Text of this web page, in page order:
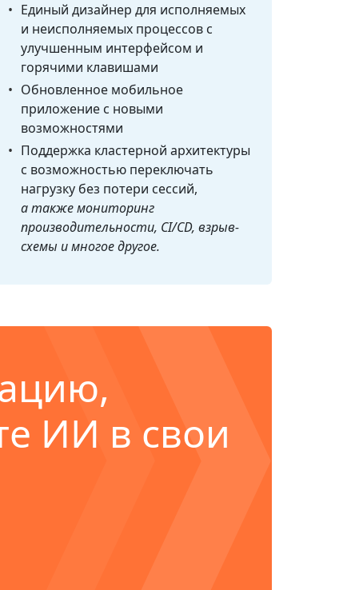
Единый дизайнер для исполняемых
и неисполняемых процессов с
улучшенным интерфейсом и
горячими клавишами
Обновленное мобильное
приложение с новыми
возможностями
Поддержка кластерной архитектуры
с возможностью переключать
нагрузку без потери сессий,
а также мониторинг
производительности, CI/CD, взрыв-
схемы и многое другое.
ИИ в свои